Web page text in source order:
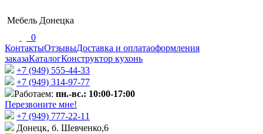
Мебель Донецка
0
КонтактыОтзывыДоставка и оплатаоформления
заказаКаталогКонструктор кухонь
+7 (949) 555-44-33
+7 (949) 314-97-77
Работаем: пн.-вс.: 10:00-17:00
Перезвоните мне!
+7 (‎949) 777-22-11
Донецк, б. Шевченко,6